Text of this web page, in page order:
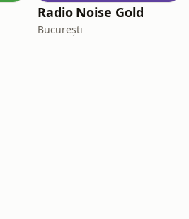
Radio Noise Gold
București